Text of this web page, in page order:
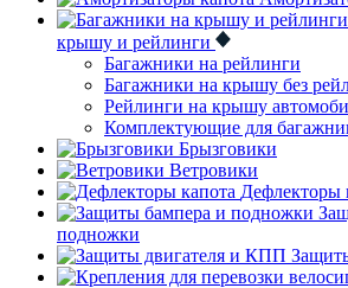
крышу и рейлинги
Багажники на рейлинги
Багажники на крышу без
Рейлинги на крышу
Комплектующие для
Брызговики
Ветровики
Дефлекторы
подножки